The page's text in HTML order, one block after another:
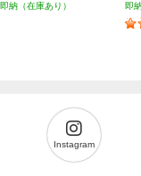
即納（在庫あり）
即
Instagram